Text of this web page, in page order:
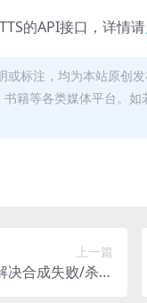
的API接口，详情请
或标注，均为本站原创
籍等各类媒体平台。
上一篇
决合成失败/杀毒